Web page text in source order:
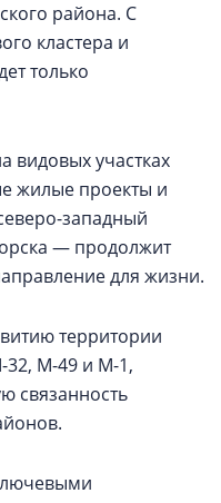
района. С
кластера и
только
видовых участках
жилые проекты и
западный
— продолжит
для жизни.
территории
32, М-49 и М-1,
связанность